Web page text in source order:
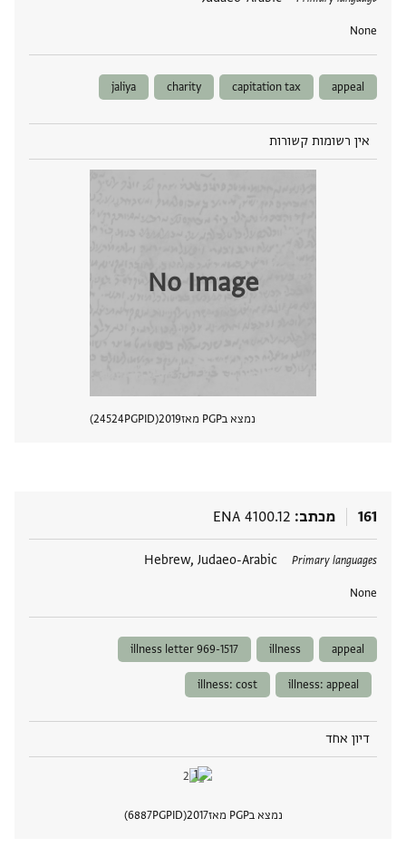
None
appeal
capitation tax
charity
jaliya
אין רשומות קשורות
No Image
נמצא בPGP מאז 2019
PGPID
24524
161 מכתב ENA 4100.12
Primary languages
Hebrew, Judaeo-Arabic
None
תגים
appeal
illness
illness letter 969-1517
illness: appeal
illness: cost
דיון אחד
נמצא בPGP מאז 2017
PGPID
6887